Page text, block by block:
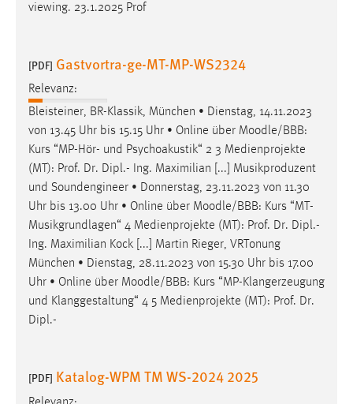
viewing. 23.1.2025 Prof
[PDF] Gastvortra-ge-MT-MP-WS2324
Relevanz:
Bleisteiner, BR-Klassik, München • Dienstag, 14.11.2023
von 13.45 Uhr bis 15.15 Uhr • Online über Moodle/BBB:
Kurs “MP-Hör- und Psychoakustik“ 2 3 Medienprojekte
(MT): Prof. Dr. Dipl.- Ing. Maximilian [...] Musikproduzent
und Soundengineer • Donnerstag, 23.11.2023 von 11.30
Uhr bis 13.00 Uhr • Online über Moodle/BBB: Kurs “MT-
Musikgrundlagen“ 4 Medienprojekte (MT): Prof. Dr. Dipl.-
Ing. Maximilian Kock [...] Martin Rieger, VRTonung
München • Dienstag, 28.11.2023 von 15.30 Uhr bis 17.00
Uhr • Online über Moodle/BBB: Kurs “MP-Klangerzeugung
und Klanggestaltung“ 4 5 Medienprojekte (MT): Prof. Dr.
Dipl.-
[PDF] Katalog-WPM TM WS-2024 2025